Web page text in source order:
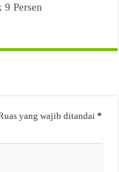
Persen
yang wajib ditandai*